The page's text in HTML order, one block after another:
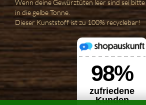
Wenn deine Gewürztüten leer sind sei
in die gelbe Tonne.
Dieser Kunststoff ist zu 100% recyclebar!